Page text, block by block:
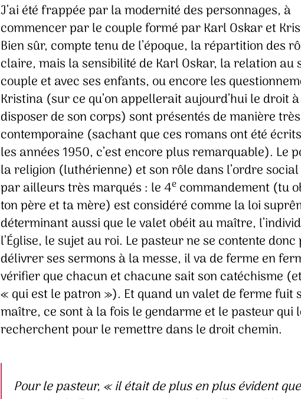
J’ai été frappée par la modernité des personnages, à
commencer par le couple formé par Karl Oskar et
Bien sûr, compte tenu de l’époque, la répartition des
claire, mais la sensibilité de Karl Oskar, la relation au
couple et avec ses enfants, ou encore les
Kristina (sur ce qu’on appellerait aujourd’hui le droit à
disposer de son corps) sont présentés de manière très
contemporaine (sachant que ces romans ont été
les années 1950, c’est encore plus remarquable). Le
la religion (luthérienne) et son rôle dans l’ordre
par ailleurs très marqués : le 4e commandement (tu
ton père et ta mère) est considéré comme la loi
déterminant aussi que le valet obéit au maître,
l’Église, le sujet au roi. Le pasteur ne se contente donc
délivrer ses sermons à la messe, il va de ferme en
vérifier que chacun et chacune sait son catéchisme
« qui est le patron »). Et quand un valet de ferme fuit
maître, ce sont à la fois le gendarme et le pasteur qui
recherchent pour le remettre dans le droit chemin.
Pour le pasteur, « il était de plus en plus évident